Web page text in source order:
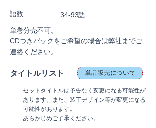
語数
34-93語
単巻分売不可。
CDつきパックをご希望の場合は弊社までご
連絡ください。
タイトルリスト 単品販売について
セットタイトルは予告なく変更になる可能性が
あります。また、装丁デザイン等が変更になる
可能性があります。
あらかじめご了承ください。